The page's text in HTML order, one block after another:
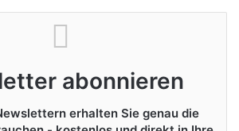
abonnieren
erhalten Sie genau die